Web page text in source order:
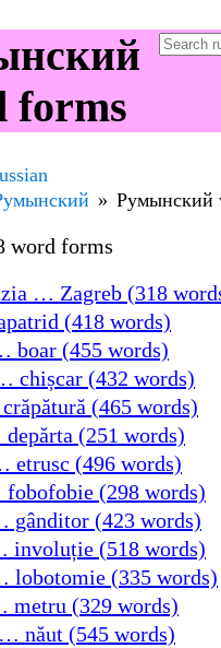
forms
Румынский
word forms
… Zagreb (318
(418 words)
boar (455 words)
chișcar (432 words)
(465 words)
(251 words)
etrusc (496 words)
(298 words)
gânditor (423 words)
involuție (518 words)
lobotomie (335 words)
metru (329 words)
năut (545 words)